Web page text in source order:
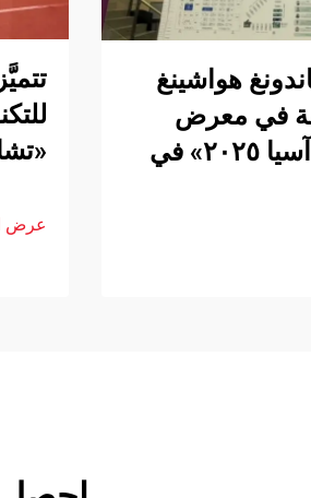
هواشينغ
في معرض
«عالم الخرسانة آسيا ٢٠٢٥» في
«تشاينا
عرض